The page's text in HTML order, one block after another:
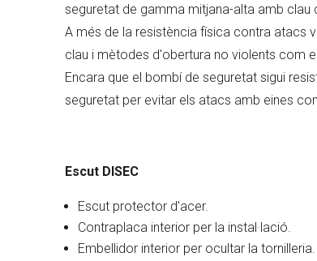
seguretat de gamma mitjana-alta amb clau
A més de la resistència física contra atacs
clau i mètodes d'obertura no violents com
Encara que el bombí de seguretat sigui
seguretat per evitar els atacs amb eines
Escut DISEC
Escut protector d'acer.
Contraplaca interior per la instal·lació.
Embellidor interior per ocultar la tornilleria.